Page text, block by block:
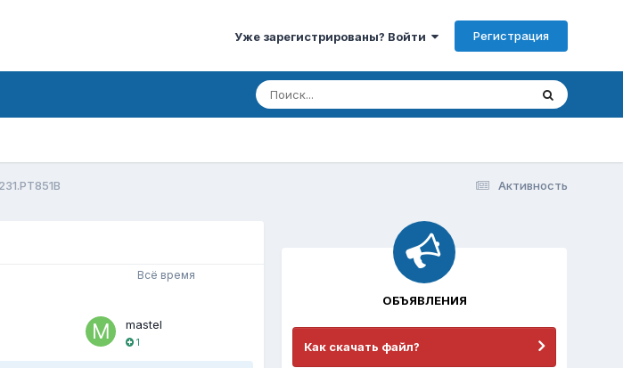
Уже зарегистрированы? Войти Регистрация
Активность
Всё время
mastel
1
ОБЪЯВЛЕНИЯ
Как скачать файл?